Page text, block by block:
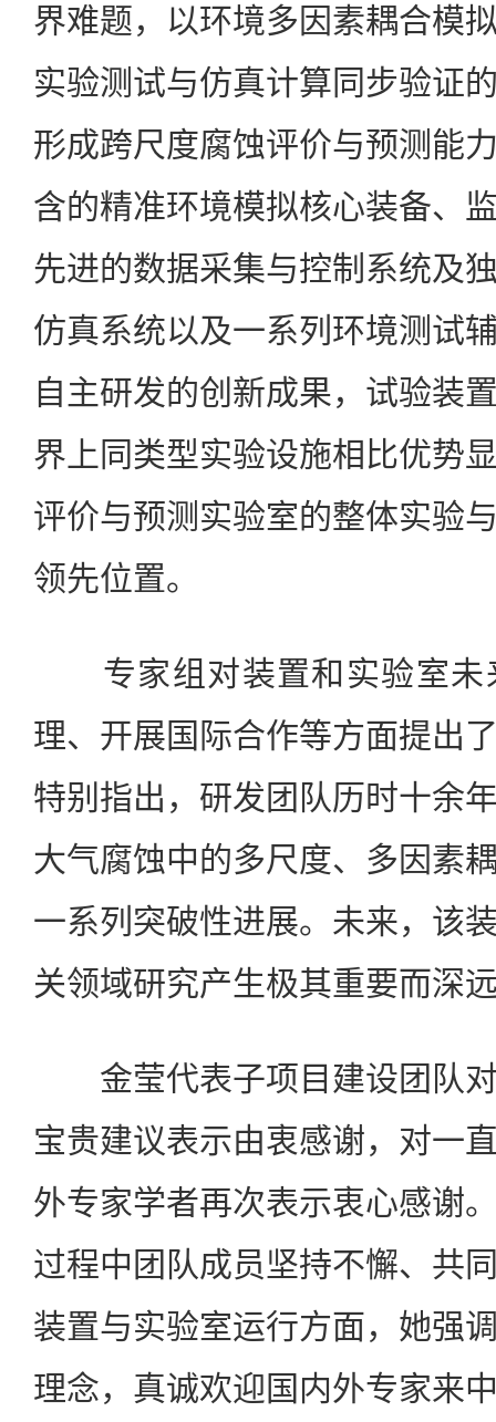
界难题，以环境多因素耦合模
实验测试与仿真计算同步验证
形成跨尺度腐蚀评价与预测能
含的精准环境模拟核心装备、
先进的数据采集与控制系统及
仿真系统以及一系列环境测试
自主研发的创新成果，试验装
界上同类型实验设施相比优势
评价与预测实验室的整体实验
领先位置。
专家组对装置和实验室未
理、开展国际合作等方面提出
特别指出，研发团队历时十余
大气腐蚀中的多尺度、多因素
一系列突破性进展。未来，该
关领域研究产生极其重要而深
金莹代表子项目建设团队对
宝贵建议表示由衷感谢，对一
外专家学者再次表示衷心感谢
过程中团队成员坚持不懈、共
装置与实验室运行方面，她强
理念，真诚欢迎国内外专家来